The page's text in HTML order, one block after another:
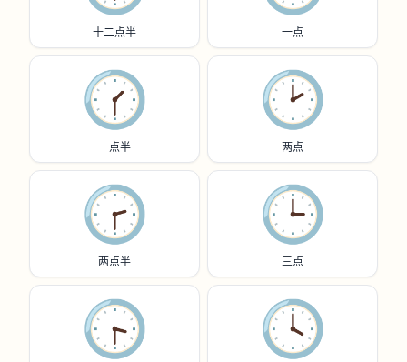
十二点半 一点
🕜️
一点半
🕑️
两点
🕝️
两点半
🕒️
三点
🕞️ 🕓️